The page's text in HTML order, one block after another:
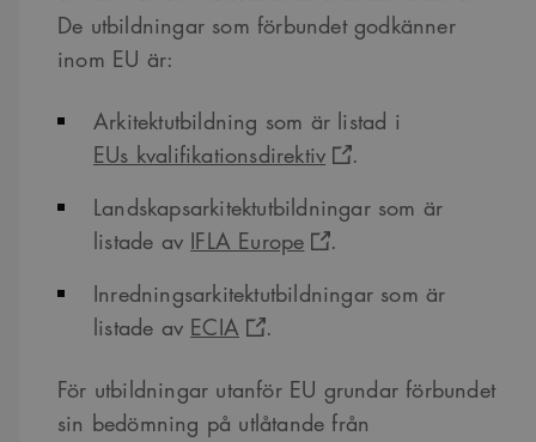
De utbildningar som förbundet godkänner
inom EU är:
Arkitektutbildning som är listad i
EUs kvalifikationsdirektiv
.
Landskapsarkitektutbildningar som är
listade av IFLA Europe
.
Inredningsarkitektutbildningar som är
listade av ECIA .
För utbildningar utanför EU grundar förbundet
sin bedömning på utlåtande från